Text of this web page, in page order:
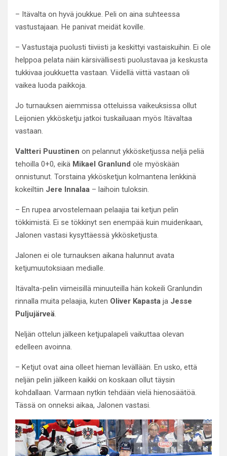
– Itävalta on hyvä joukkue. Peli on aina suhteessa
vastustajaan. He panivat meidät koville.
– Vastustaja puolusti tiiviisti ja keskittyi vastaiskuihin. Ei ole
helppoa pelata näin kärsivällisesti puolustavaa ja keskusta
tukkivaa joukkuetta vastaan. Viidellä viittä vastaan oli
vaikea luoda paikkoja.
Jo turnauksen aiemmissa otteluissa vaikeuksissa ollut
Leijonien ykkösketju jatkoi tuskailuaan myös Itävaltaa
vastaan.
Valtteri Puustinen on pelannut ykkösketjussa neljä peliä
tehoilla 0+0, eikä Mikael Granlund ole myöskään
onnistunut. Torstaina ykkösketjun kolmantena lenkkinä
kokeiltiin Jere Innalaa – laihoin tuloksin.
– En rupea arvostelemaan pelaajia tai ketjun pelin
tökkimistä. Ei se tökkinyt sen enempää kuin muidenkaan,
Jalonen vastasi kysyttäessä ykkösketjusta.
Jalonen ei ole turnauksen aikana halunnut avata
ketjumuutoksiaan medialle.
Itävalta-pelin viimeisillä minuuteilla hän kokeili Granlundin
rinnalla muita pelaajia, kuten Oliver Kapasta ja Jesse
Puljujärveä.
Neljän ottelun jälkeen ketjupalapeli vaikuttaa olevan
edelleen avoinna.
– Ketjut ovat aina olleet hieman levällään. En usko, että
neljän pelin jälkeen kaikki on koskaan ollut täysin
kohdallaan. Varmaan nytkin tehdään vielä hienosäätöä.
Tässä on onneksi aikaa, Jalonen vastasi.